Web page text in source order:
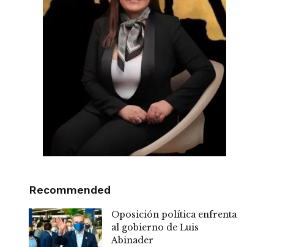
Recommended
Oposición política enfrenta
al gobierno de Luis
Abinader